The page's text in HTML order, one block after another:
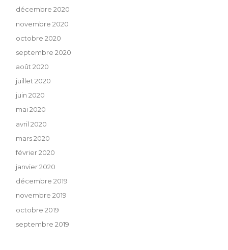
décembre 2020
novembre 2020
octobre 2020
septembre 2020
août 2020
juillet 2020
juin 2020
mai 2020
avril 2020
mars 2020
février 2020
janvier 2020
décembre 2019
novembre 2019
octobre 2019
septembre 2019